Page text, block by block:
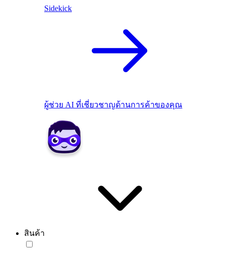
Sidekick
ผู้ช่วย AI ที่เชี่ยวชาญด้านการค้าของคุณ
สินค้า